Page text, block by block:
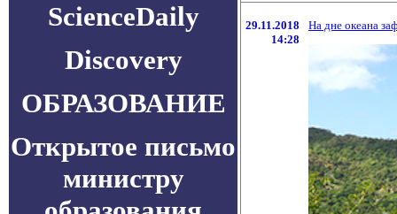
ScienceDaily
Discovery
ОБРАЗОВАНИЕ
Открытое письмо
министру
29.11.2018
14:28
На дне океана